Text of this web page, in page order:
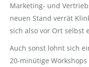
Marketing- und
neuen Stand verrät
sich also vor Ort selbst
Auch sonst lohnt sich
20-minütige